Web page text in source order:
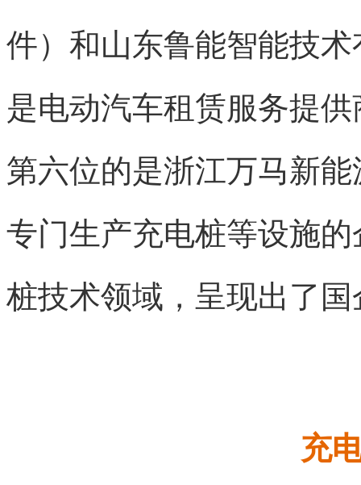
件）和山东鲁能智能技
是电动汽车租赁服务提
第六位的是浙江万马新
专门生产充电桩等设施
桩技术领域，呈现出了
充